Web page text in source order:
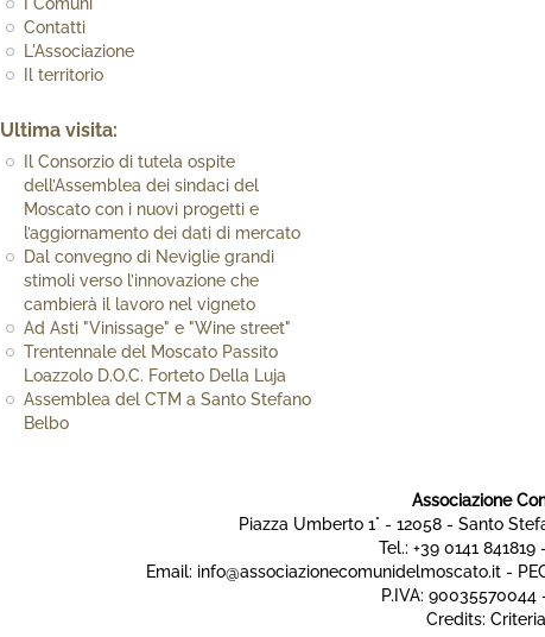
Contatti
L'Associazione
Il territorio
Ultima visita:
Il Consorzio di tutela ospite
dell’Assemblea dei sindaci del
Moscato con i nuovi progetti e
l’aggiornamento dei dati di mercato
Dal convegno di Neviglie grandi
stimoli verso l’innovazione che
cambierà il lavoro nel vigneto
Ad Asti "Vinissage" e "Wine street"
Trentennale del Moscato Passito
Loazzolo D.O.C. Forteto Della Luja
Assemblea del CTM a Santo Stefano
Belbo
Associazione
Piazza Umberto 1° - 12058 - Santo
Tel.: +39 0141 841819
Email: info@associazionecomunidelmoscato.it-
P.IVA: 90035570044
Credits: Criteria